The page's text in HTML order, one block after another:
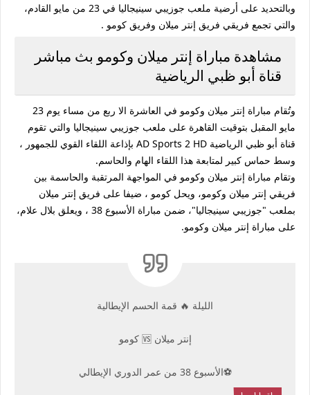
وبالتحديد على أرضية ملعب جوزيبي سينيجاليا في 23 من مايو القادم،
والتي تجمع فريقي فريق إنتر ميلان وفريق كومو .
مشاهدة مباراة إنتر ميلان وكومو بث مباشر
قناة أبو ظبي الرياضية
وتُقام مباراة إنتر ميلان وكومو في العاشرة الا ربع من مساء يوم 23
مايو المقبل بتوقيت القاهرة على ملعب جوزيبي سينيجاليا والتي تقوم
قناة أبو ظبي الرياضية AD Sports 2 HD بإذاعة اللقاء القوي للجمهور ،
وسط حماس كبير لمتابعة هذا اللقاء الهام والحاسم.
وتقام مباراة إنتر ميلان وكومو في المواجهة المرتقبة والحاسمة بين
فريقي إنتر ميلان وكومو، ويحل كومو ، ضيفا على فريق إنتر ميلان
بملعب "جوزيبي سينيجاليا"، ضمن مباراة الأسبوع 38 ، ويعلق بلال علام،
على مباراة إنتر ميلان وكومو.
الليلة 🔥 قمة الحسم الإيطالية
إنتر ميلان 🆚 كومو
⚽الأسبوع 38 من عمر الدوري الإيطالي